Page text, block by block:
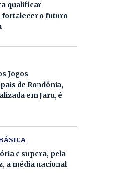
qualificar
fortalecer o futuro
Jogos
de Rondônia,
em Jaru, é
e supera, pela
a média nacional